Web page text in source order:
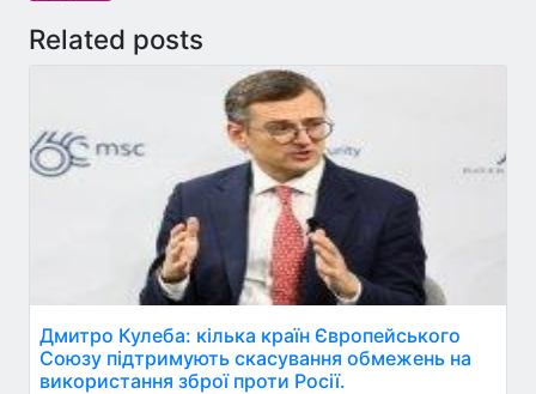
Related posts
Дмитро Кулеба: кілька країн Європейського
Союзу підтримують скасування обмежень на
використання зброї проти Росії.